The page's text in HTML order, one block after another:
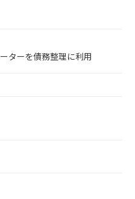
ターを債務整理に利用